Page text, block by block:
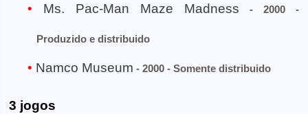
Ms. Pac-Man Maze Madness - 2000 -
Produzido e distribuido
Namco Museum - 2000 - Somente distribuido
3 jogos